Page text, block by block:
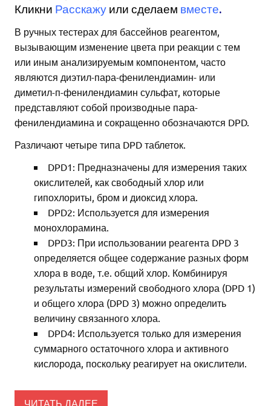
Кликни Расскажу или сделаем вместе.
В ручных тестерах для бассейнов реагентом,
вызывающим изменение цвета при реакции с тем
или иным анализируемым компонентом, часто
являются диэтил-пара-фенилендиамин- или
диметил-п-фенилендиамин сульфат, которые
представляют собой производные пара-
фенилендиамина и сокращенно обозначаются DPD.
Различают четыре типа DPD таблеток.
DPD1: Предназначены для измерения таких
окислителей, как свободный хлор или
гипохлориты, бром и диоксид хлора.
DPD2: Используется для измерения
монохлорамина.
DPD3: При использовании реагента DPD 3
определяется общее содержание разных форм
хлора в воде, т.е. общий хлор. Комбинируя
результаты измерений свободного хлора (DPD 1)
и общего хлора (DPD 3) можно определить
величину связанного хлора.
DPD4: Используется только для измерения
суммарного остаточного хлора и активного
кислорода, поскольку реагирует на окислители.
ЧИТАТЬ ДАЛЕЕ